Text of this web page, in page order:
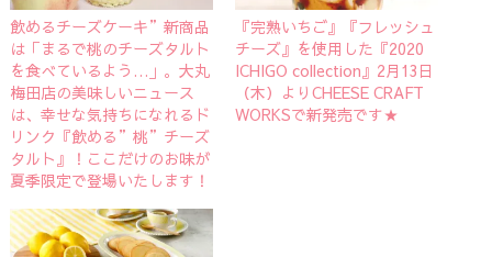
飲めるチーズケーキ”新商品
は「まるで桃のチーズタルト
を食べているよう…」。大丸
梅田店の美味しいニュース
は、幸せな気持ちになれるド
リンク『飲める”桃”チーズ
タルト』！ここだけのお味が
夏季限定で登場いたします！
『完熟いちご』『フレッシュ
チーズ』を使用した『2020
ICHIGO collection』2月13日
（木）よりCHEESE CRAFT
WORKSで新発売です★